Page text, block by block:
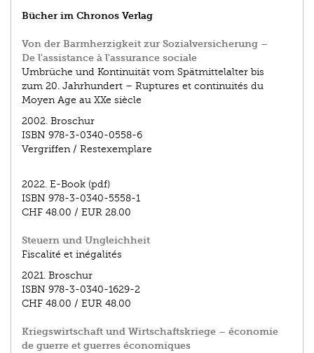
Bücher im Chronos Verlag
Von der Barmherzigkeit zur Sozialversicherung –
De l'assistance à l'assurance sociale
Umbrüche und Kontinuität vom Spätmittelalter bis
zum 20. Jahrhundert – Ruptures et continuités du
Moyen Age au XXe siècle
2002. Broschur
ISBN 978-3-0340-0558-6
Vergriffen / Restexemplare
2022. E-Book (pdf)
ISBN 978-3-0340-5558-1
CHF 48.00 / EUR 28.00
Steuern und Ungleichheit
Fiscalité et inégalités
2021. Broschur
ISBN 978-3-0340-1629-2
CHF 48.00 / EUR 48.00
Kriegswirtschaft und Wirtschaftskriege – économie
de guerre et guerres économiques